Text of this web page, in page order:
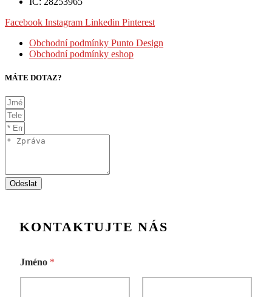
Facebook Instagram Linkedin Pinterest
Obchodní podmínky Punto Design
Obchodní podmínky eshop
MÁTE DOTAZ?
Odeslat
o
m
Jméno *